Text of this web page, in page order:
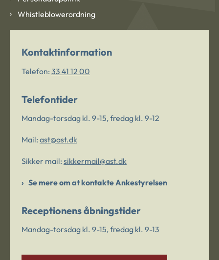
Whistleblowerordning
Kontaktinformation
Telefon: 33 41 12 00
Telefontider
Mandag-torsdag kl. 9-15, fredag kl. 9-12
Mail: ast@ast.dk
Sikker mail: sikkermail@ast.dk
Se mere om at kontakte Ankestyrelsen
Receptionens åbningstider
Mandag-torsdag kl. 9-15, fredag kl. 9-13